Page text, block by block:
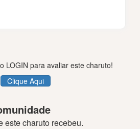
LOGIN para avaliar este charuto!
Clique Aqui
este charuto recebeu.